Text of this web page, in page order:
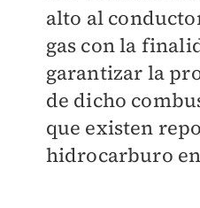
alto al
gas con la
garantizar la
de dicho
que existen
hidrocarburo